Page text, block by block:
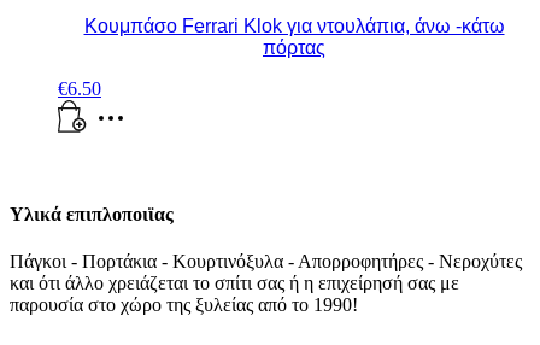
Κουμπάσο Ferrari Klok για ντουλάπια, άνω -κάτω
πόρτας
€6.50
Υλικά επιπλοποιϊας
Πάγκοι - Πορτάκια - Κουρτινόξυλα - Απορροφητήρες - Νεροχύτες
και ότι άλλο χρειάζεται το σπίτι σας ή η επιχείρησή σας με
παρουσία στο χώρο της ξυλείας από το 1990!